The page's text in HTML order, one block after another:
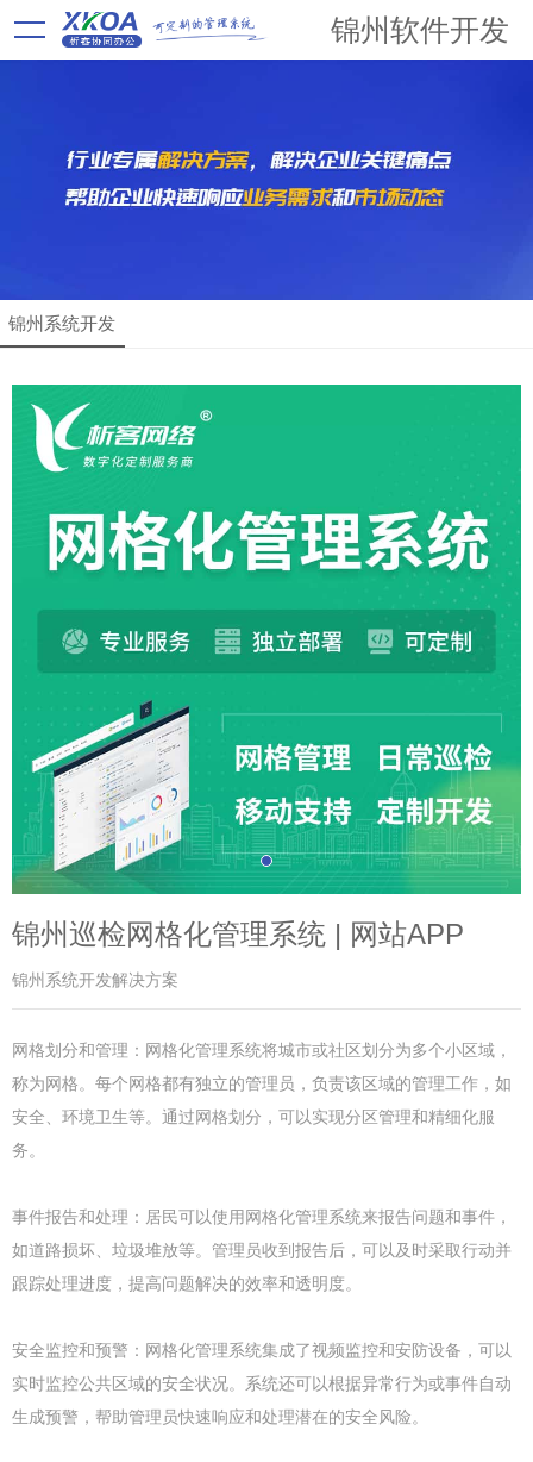
锦州软件开发
锦州系统开发
锦州巡检网格化管理系统 | 网站APP
锦州系统开发解决方案
网格划分和管理：网格化管理系统将城市或社区划分为多个小区域，
称为网格。每个网格都有独立的管理员，负责该区域的管理工作，如
安全、环境卫生等。通过网格划分，可以实现分区管理和精细化服
务。
事件报告和处理：居民可以使用网格化管理系统来报告问题和事件，
如道路损坏、垃圾堆放等。管理员收到报告后，可以及时采取行动并
跟踪处理进度，提高问题解决的效率和透明度。
安全监控和预警：网格化管理系统集成了视频监控和安防设备，可以
实时监控公共区域的安全状况。系统还可以根据异常行为或事件自动
生成预警，帮助管理员快速响应和处理潜在的安全风险。